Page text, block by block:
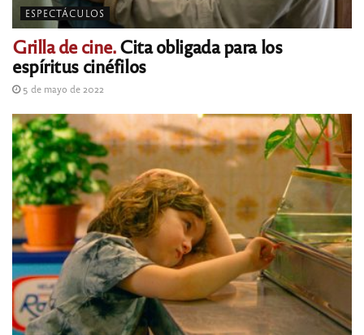
ESPECTÁCULOS
Grilla de cine.Cita obligada para los
espíritus cinéfilos
5 de mayo de 2022